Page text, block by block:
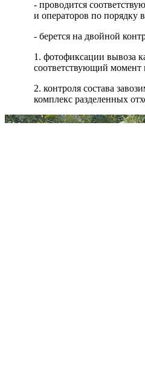
- проводится
и операторов по порядку
- берется на двойной
1. фотофиксации вывоза
соответствующий момент
2. контроля состава
комплекс разделенных